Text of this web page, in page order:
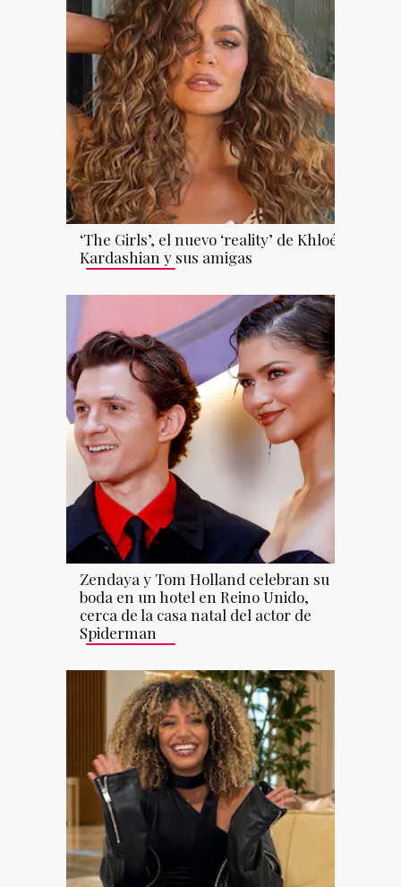
‘The Girls’, el nuevo ‘reality’ de Khloé
Kardashian y sus amigas
Zendaya y Tom Holland celebran su
boda en un hotel en Reino Unido,
cerca de la casa natal del actor de
Spiderman